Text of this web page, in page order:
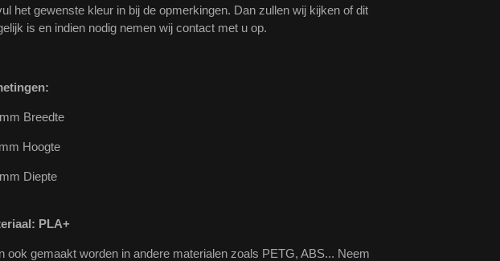
het gewenste kleur in bij de opmerkingen. Dan zullen wij kijken of dit
is en indien nodig nemen wij contact met u op.
Breedte
Hoogte
Diepte
PLA+
ook gemaakt worden in andere materialen zoals PETG, ABS... Neem